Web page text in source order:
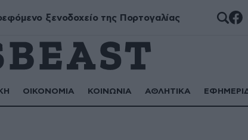
ΟΙΚΟΝΟΜΙΑ ΚΟΙΝΩΝΙΑ ΑΘΛΗΤΙΚΑ
ξενοδοχείο της Πορτογαλίας